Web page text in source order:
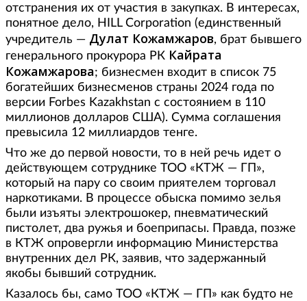
отстранения их от участия в закупках. В интересах,
понятное дело, HILL Corporation (единственный
учредитель — Дулат Кожамжаров, брат бывшего
генерального прокурора РК Кайрата
Кожамжарова; бизнесмен входит в список 75
богатейших бизнесменов страны 2024 года по
версии Forbes Kazakhstan с состоянием в 110
миллионов долларов США). Сумма соглашения
превысила 12 миллиардов тенге.
Что же до первой новости, то в ней речь идет о
действующем сотруднике ТОО «КТЖ — ГП»,
который на пару со своим приятелем торговал
наркотиками. В процессе обыска помимо зелья
были изъяты электрошокер, пневматический
пистолет, два ружья и боеприпасы. Правда, позже
в КТЖ опровергли информацию Министерства
внутренних дел РК, заявив, что задержанный
якобы бывший сотрудник.
Казалось бы, само ТОО «КТЖ — ГП» как будто не